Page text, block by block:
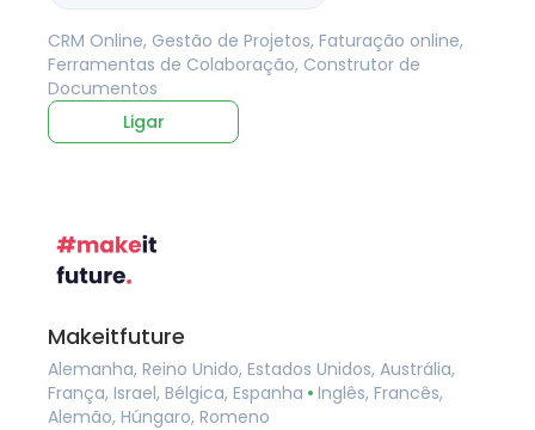
CRM Online, Gestão de Projetos, Faturação online,
Ferramentas de Colaboração, Construtor de
Documentos
Ligar
Makeitfuture
Alemanha, Reino Unido, Estados Unidos, Austrália,
França, Israel, Bélgica, Espanha
Inglês, Francês,
Alemão, Húngaro, Romeno